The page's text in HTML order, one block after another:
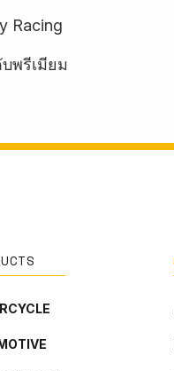
Racing
พรีเมียม